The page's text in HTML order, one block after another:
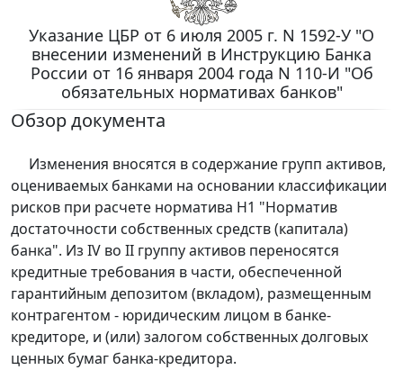
Указание ЦБР от 6 июля 2005 г. N 1592-У "О
внесении изменений в Инструкцию Банка
России от 16 января 2004 года N 110-И "Об
обязательных нормативах банков"
Обзор документа
Изменения вносятся в содержание групп активов,
оцениваемых банками на основании классификации
рисков при расчете норматива Н1 "Норматив
достаточности собственных средств (капитала)
банка". Из IV во II группу активов переносятся
кредитные требования в части, обеспеченной
гарантийным депозитом (вкладом), размещенным
контрагентом - юридическим лицом в банке-
кредиторе, и (или) залогом собственных долговых
ценных бумаг банка-кредитора.